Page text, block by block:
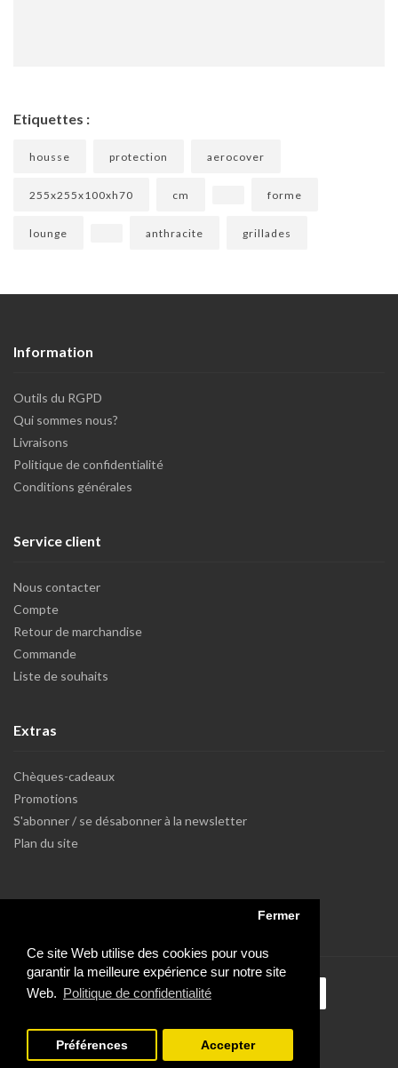
Ce site Web utilise des cookies pour vous
garantir la meilleure expérience sur notre site
Web. Politique de confidentialité
Fermer
Préférences Accepter
Etiquettes :
housse protection aerocover
255x255x100xh70 cm forme
lounge anthracite grillades
Information
Outils du RGPD
Qui sommes nous?
Livraisons
Politique de confidentialité
Conditions générales
Service client
Nous contacter
Compte
Retour de marchandise
Commande
Liste de souhaits
Extras
Chèques-cadeaux
Promotions
S'abonner / se désabonner à la newsletter
Plan du site
Powered by Dupuis Informatique